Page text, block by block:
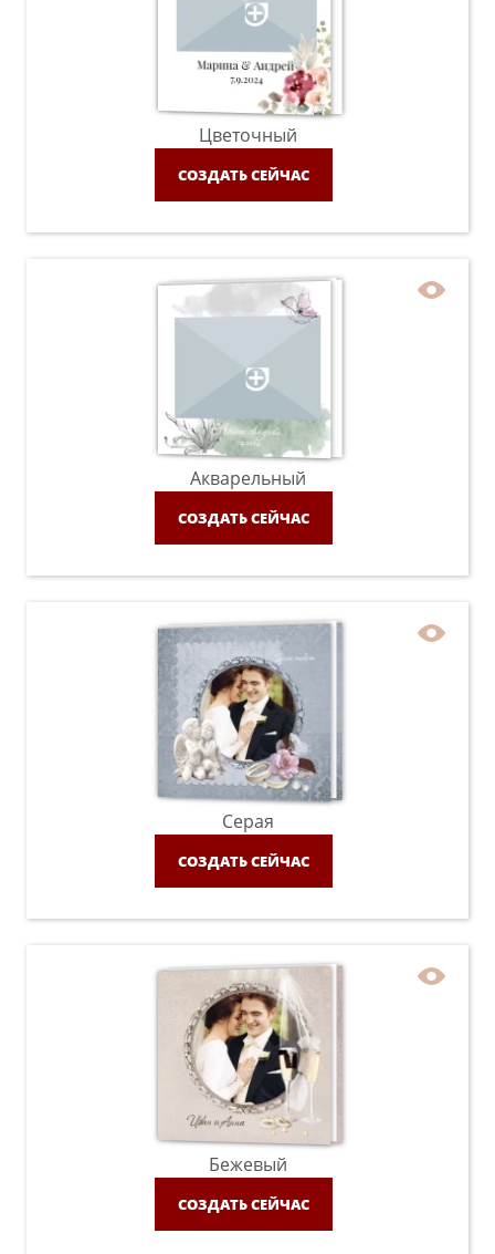
Цветочный
СОЗДАТЬ СЕЙЧАС
Акварельный
СОЗДАТЬ СЕЙЧАС
Серая
СОЗДАТЬ СЕЙЧАС
Бежевый
СОЗДАТЬ СЕЙЧАС